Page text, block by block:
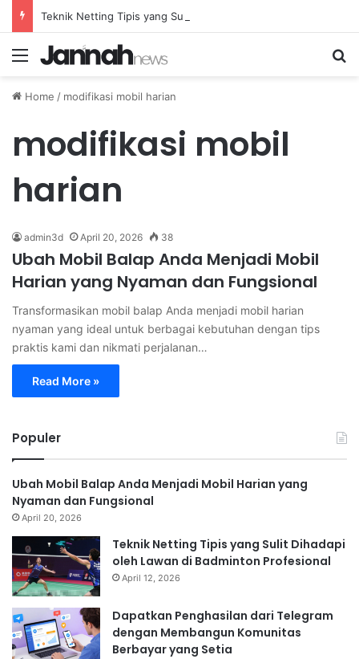
Menu
Home / modifikasi mobil harian
modifikasi mobil
harian
admin3d April 20, 2026 38
Ubah Mobil Balap Anda Menjadi Mobil
Harian yang Nyaman dan Fungsional
Transformasikan mobil balap Anda menjadi mobil harian
nyaman yang ideal untuk berbagai kebutuhan dengan tips
praktis kami dan nikmati perjalanan…
Read More »
Populer
Ubah Mobil Balap Anda Menjadi Mobil Harian yang
Nyaman dan Fungsional
April 20, 2026
Teknik Netting Tipis yang Sulit Dihadapi
oleh Lawan di Badminton Profesional
April 12, 2026
Dapatkan Penghasilan dari Telegram
dengan Membangun Komunitas
Berbayar yang Setia